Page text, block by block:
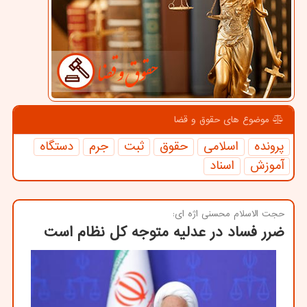
موضوع های حقوق و قضا
پرونده اسلامی حقوق ثبت جرم
دستگاه
آموزش
اسناد
حجت الاسلام محسنی اژه ای:
ضرر فساد در عدلیه متوجه کل نظام است